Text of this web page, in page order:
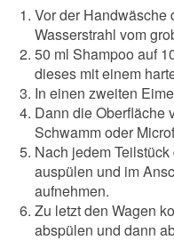
Vor der Handwäsche
Wasserstrahl vom
50 ml Shampoo auf
dieses mit einem
In einen zweiten
Dann die Oberfläche
Schwamm oder
Nach jedem
auspülen und im
aufnehmen.
Zu letzt den Wagen
abspülen und dann